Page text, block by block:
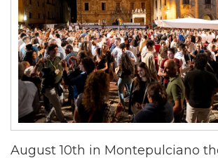
August 10th in Montepulciano